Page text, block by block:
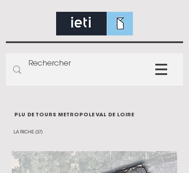
PLU DE TOURS METROPOLE VAL DE LOIRE
LA RICHE (37)